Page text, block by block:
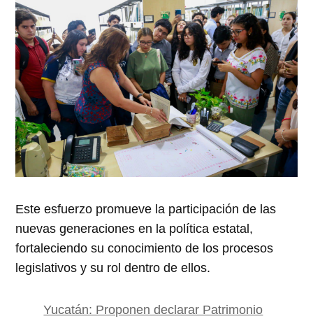
Este esfuerzo promueve la participación de las
nuevas generaciones en la política estatal,
fortaleciendo su conocimiento de los procesos
legislativos y su rol dentro de ellos.
Yucatán: Proponen declarar Patrimonio